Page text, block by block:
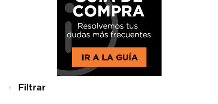
Filtrar